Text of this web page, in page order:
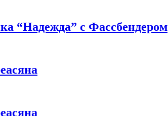
“Надежда” с Фассбендером